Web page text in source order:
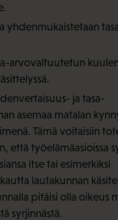
yhdenmukaistetaan
arvovaltuutetun
ja tasa-
asemaa matalan
Tämä voitaisiin
että työelämäasioissa
itse tai esimerkiksi
lautakunnan
pitäisi olla oikeus
syrjinnästä.